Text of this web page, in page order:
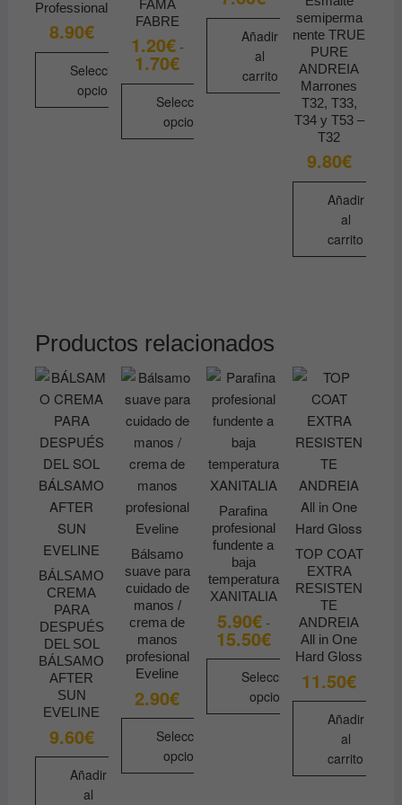
Professional
8.90€
Seleccionar
opciones
producto
en
la
página
de
producto
FAMA
FABRE
1.20€ -
1.70€Rango
de
precios:
desde
1.20€
hasta
1.70€
Seleccionar
opciones
elegir
la
página
de
producto
Añadir
al
carrito
semiperma
nente TRUE
PURE
ANDREIA
Marrones
T32, T33,
T34 y T53 –
T32
9.80€
Añadir
al
carrito
Productos relacionados
BÁLSAMO
CREMA
PARA
DESPUÉS
DEL SOL
BÁLSAMO
AFTER
SUN
EVELINE
9.60€
Añadir
al
Bálsamo
suave para
cuidado de
manos /
crema de
manos
profesional
Eveline
2.90€
Seleccionar
opciones
Parafina
profesional
fundente a
baja
temperatura
XANITALIA
5.90€ -
15.50€Rango
de
precios:
desde
5.90€
hasta
15.50€
Seleccionar
opciones
TOP COAT
EXTRA
RESISTEN
TE
ANDREIA
All in One
Hard Gloss
11.50€
Añadir
al
carrito